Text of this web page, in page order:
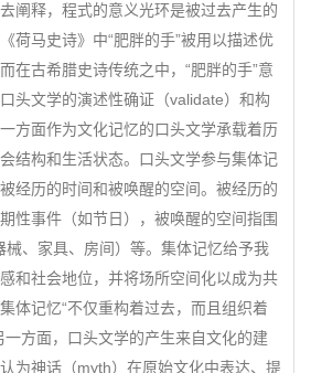
阐释，程式的意义光环是被过去产生的
荷马史诗》中“肥胖的手”被用以描述优
在古希腊史诗传统之中，“肥胖的手”意
头文学的演述性确证（validate）和构
方面作为文化记忆的口头文学承载着历
结构和生活状态。口头文学参与集体记
经历的时间和被唤醒的空间。被经历的
性事件（如节日），被唤醒的空间指围
械、家具、房间）等。集体记忆给予我
和社会地位，并将场所空间化以成为共
体记忆“不仅重构着过去，而且组织着
一方面，口头文学的产生来自文化的建
为神话（myth）在原始文化中表达、提